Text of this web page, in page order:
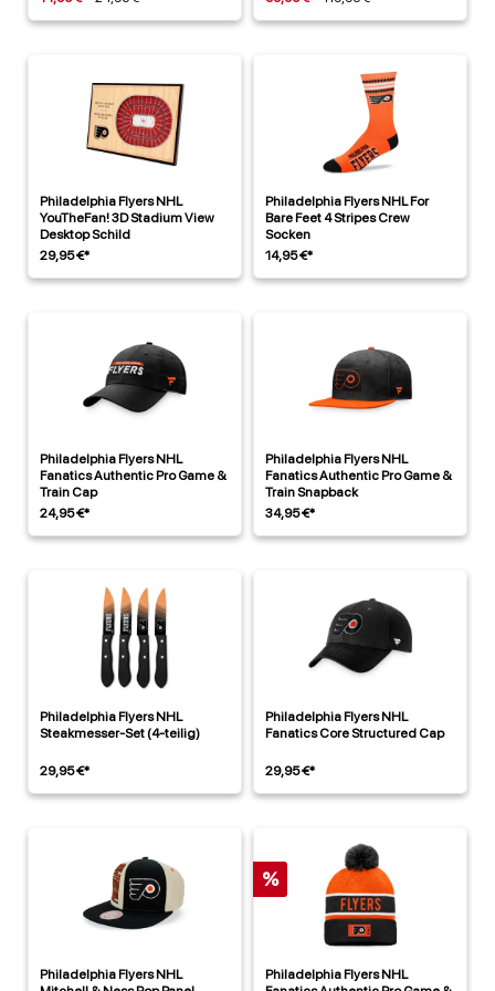
Philadelphia Flyers NHL
YouTheFan! 3D Stadium View
Desktop Schild
29,95 €*
Philadelphia Flyers NHL For
Bare Feet 4 Stripes Crew
Socken
14,95 €*
Philadelphia Flyers NHL
Fanatics Authentic Pro Game &
Train Cap
24,95 €*
Philadelphia Flyers NHL
Fanatics Authentic Pro Game &
Train Snapback
34,95 €*
Philadelphia Flyers NHL
Steakmesser-Set (4-teilig)
29,95 €*
Philadelphia Flyers NHL
Fanatics Core Structured Cap
29,95 €*
Philadelphia Flyers NHL
%
Philadelphia Flyers NHL